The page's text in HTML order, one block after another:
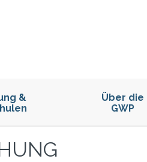
&
Über die
GWP